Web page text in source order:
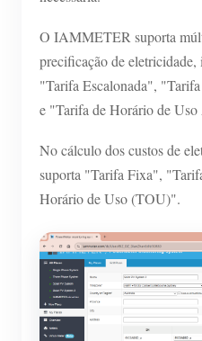
O IAMMETER suporta
precificação de
"Tarifa Escalonada",
e "Tarifa de Horário de Uso
No cálculo dos custos de
suporta "Tarifa Fixa",
Horário de Uso (TOU)".